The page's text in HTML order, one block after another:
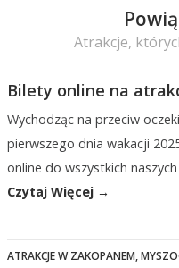
Atrakcje,
Bilety online na
Wychodząc na przeciw
pierwszego dnia wakacji
online do wszystkich
Czytaj Więcej →
ATRAKCJE W ZAKOPANEM,